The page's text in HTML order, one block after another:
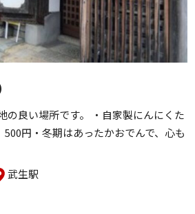
の良い場所です。 ・自家製にんにくた
円・冬期はあったかおでんで、心も
武生駅